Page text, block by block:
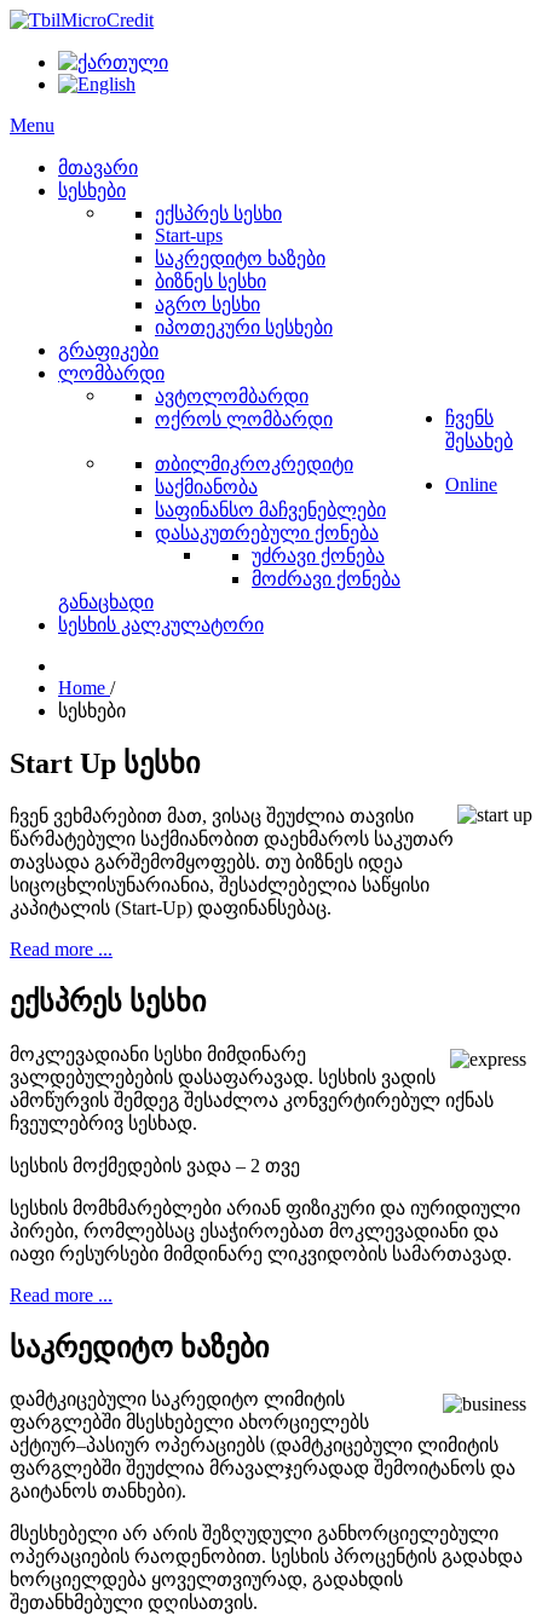
Menu
მთავარი
სესხები
ექსპრეს სესხი
Start-ups
საკრედიტო ხაზები
ბიზნეს სესხი
აგრო სესხი
იპოთეკური სესხები
გრაფიკები
ლომბარდი
ავტოლომბარდი
ოქროს ლომბარდი
ჩვენს
შესახებ
თბილმიკროკრედიტი
საქმიანობა
საფინანსო მაჩვენებლები
დასაკუთრებული ქონება
უძრავი ქონება
მოძრავი ქონება
Online
განაცხადი
სესხის კალკულატორი
Home /
სესხები
Start Up სესხი
ჩვენ ვეხმარებით მათ, ვისაც შეუძლია თავისი
წარმატებული საქმიანობით დაეხმაროს საკუთარ
თავსადა გარშემომყოფებს. თუ ბიზნეს იდეა
სიცოცხლისუნარიანია, შესაძლებელია საწყისი
კაპიტალის (Start-Up) დაფინანსებაც.
Read more ...
ექსპრეს სესხი
მოკლევადიანი სესხი მიმდინარე
ვალდებულებების დასაფარავად. სესხის ვადის
ამოწურვის შემდეგ შესაძლოა კონვერტირებულ იქნას
ჩვეულებრივ სესხად.
სესხის მოქმედების ვადა – 2 თვე
სესხის მომხმარებლები არიან ფიზიკური და იურიდიული
პირები, რომლებსაც ესაჭიროებათ მოკლევადიანი და
იაფი რესურსები მიმდინარე ლიკვიდობის სამართავად.
Read more ...
საკრედიტო ხაზები
დამტკიცებული საკრედიტო ლიმიტის
ფარგლებში მსესხებელი ახორციელებს
აქტიურ–პასიურ ოპერაციებს (დამტკიცებული ლიმიტის
ფარგლებში შეუძლია მრავალჯერადად შემოიტანოს და
გაიტანოს თანხები).
მსესხებელი არ არის შეზღუდული განხორციელებული
ოპერაციების რაოდენობით. სესხის პროცენტის გადახდა
ხორციელდება ყოველთვიურად, გადახდის
შეთანხმებული დღისათვის.